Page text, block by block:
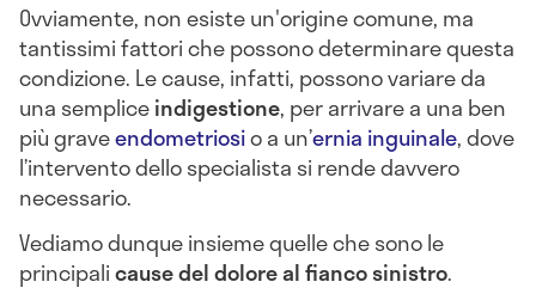
Ovviamente, non esiste un'origine comune, ma
tantissimi fattori che possono determinare questa
condizione. Le cause, infatti, possono variare da
una sempliceindigestione, per arrivare a una ben
più graveendometriosio a un’ernia inguinale, dove
l’intervento dello specialista si rende davvero
necessario.
Vediamo dunque insieme quelle che sono le
principalicause del dolore al fianco sinistro.